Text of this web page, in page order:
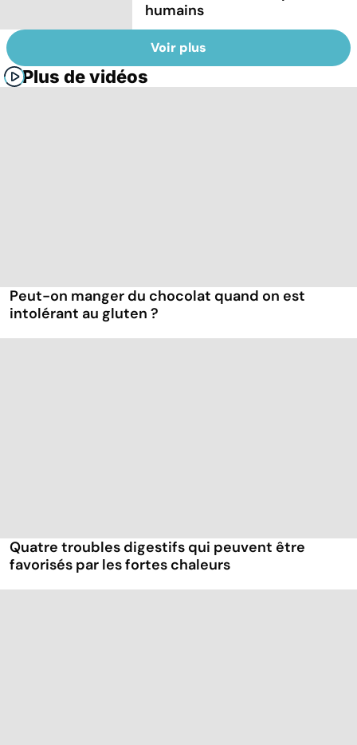
humains
Voir plus
Plus de vidéos
Peut-on manger du chocolat quand on est
intolérant au gluten ?
Quatre troubles digestifs qui peuvent être
favorisés par les fortes chaleurs